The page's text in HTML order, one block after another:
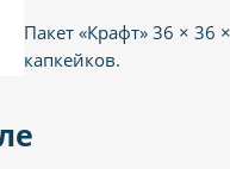
Пакет «Крафт» 36 × 36
капкейков.